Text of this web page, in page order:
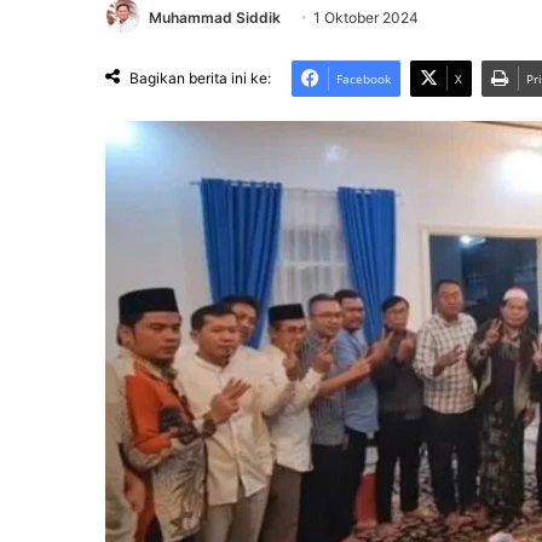
Muhammad Siddik 1 Oktober 2024
Bagikan berita ini ke: Facebook X